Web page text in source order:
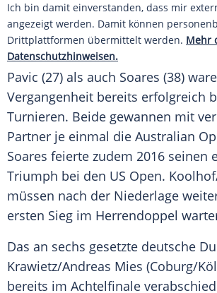
Ich bin damit einverstanden, dass mir
angezeigt werden. Damit können
Drittplattformen übermittelt werden. Mehr
Datenschutzhinweisen.
Pavic (27) als auch Soares (38)
Vergangenheit bereits erfolgreich
Turnieren. Beide gewannen mit
Partner je einmal die Australian
Soares feierte zudem 2016 seinen
Triumph bei den US Open.
müssen nach der Niederlage
ersten Sieg im Herrendoppel
Das an sechs gesetzte deutsche
Krawietz/Andreas Mies (Coburg/
bereits im Achtelfinale